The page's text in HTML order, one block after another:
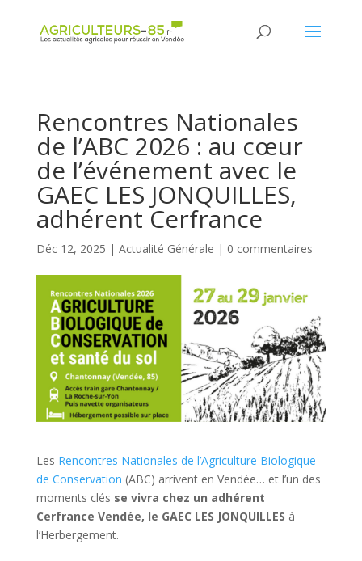
Rencontres Nationales
de l’ABC 2026 : au cœur
de l’événement avec le
GAEC LES JONQUILLES,
adhérent Cerfrance
Déc 12, 2025 | Actualité Générale | 0 commentaires
Les Rencontres Nationales de l’Agriculture Biologique
de Conservation (ABC) arrivent en Vendée… et l’un des
moments clés se vivra chez un adhérent
Cerfrance Vendée, le GAEC LES JONQUILLES à
l’Herbergement.